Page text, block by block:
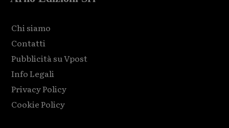
Chi siamo
Contatti
Pubblicità su Vpost
Info Legali
Privacy Policy
Cookie Policy